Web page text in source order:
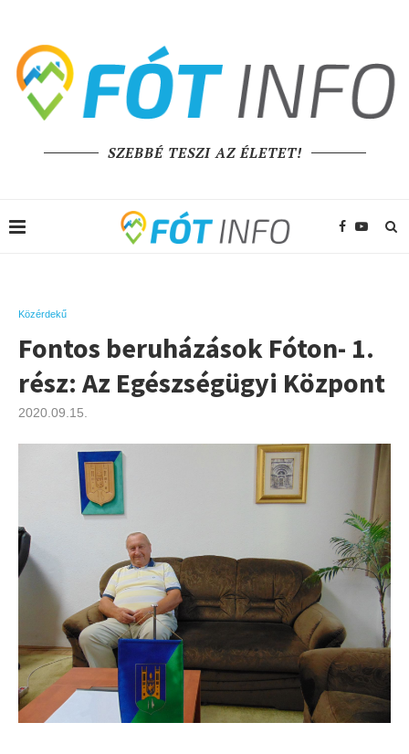
SZEBBÉ TESZI AZ ÉLETET!
Közérdekű
Fontos beruházások Fóton- 1.
rész: Az Egészségügyi Központ
2020.09.15.